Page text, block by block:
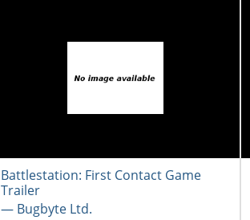
Battlestation: First Contact Game
Trailer
― Bugbyte Ltd.